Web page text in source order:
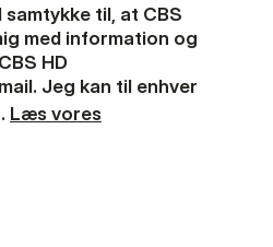
til, at CBS
med information og
HD
Jeg kan til enhver
Læs vores